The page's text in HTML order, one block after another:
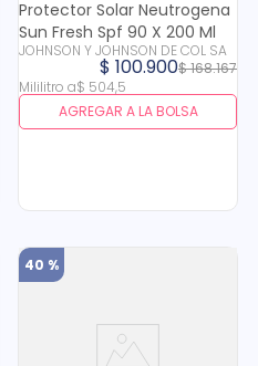
Protector Solar Neutrogena
Sun Fresh Spf 90 X 200 Ml
JOHNSON Y JOHNSON DE COL SA
$168.167
$ 100.900
Mililitro a$ 504,5
AGREGAR A LA BOLSA
40 %